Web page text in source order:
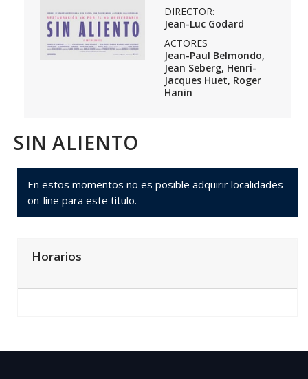
DIRECTOR:
Jean-Luc Godard
ACTORES
Jean-Paul Belmondo,
Jean Seberg, Henri-
Jacques Huet, Roger
Hanin
SIN ALIENTO
En estos momentos no es posible adquirir localidades
on-line para este titulo.
Horarios